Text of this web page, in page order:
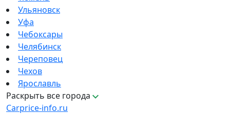
Ульяновск
Уфа
Чебоксары
Челябинск
Череповец
Чехов
Ярославль
Раскрыть все города
Carprice-info.ru